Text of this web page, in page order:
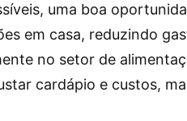
uma boa
em casa, reduzindo
no setor de
cardápio e custos,